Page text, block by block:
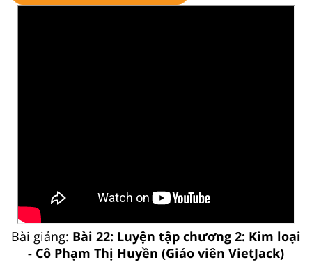
Bài giảng: Bài 22: Luyện tập chương 2: Kim loại
- Cô Phạm Thị Huyền (Giáo viên VietJack)